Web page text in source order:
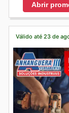
Abrir
Válido até 23 de